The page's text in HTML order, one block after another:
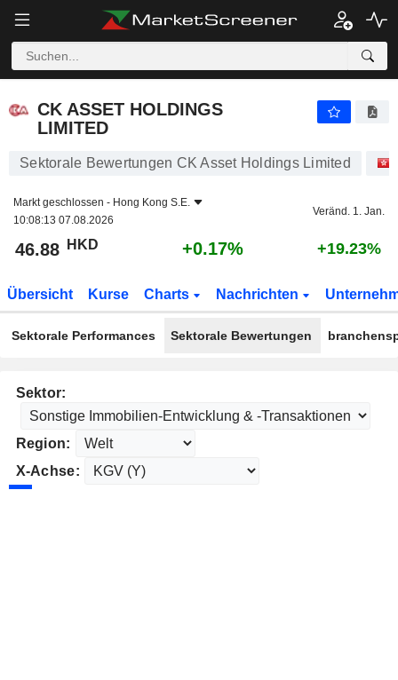
CK ASSET HOLDINGS
LIMITED
Sektorale Bewertungen CK Asset Holdings Limited
Markt geschlossen - Hong Kong S.E.
10:08:13 07.08.2026
Veränd. 1. Jan.
46.88 HKD +0.17% +19.23%
Übersicht Kurse Charts Nachrichten
Sektorale Performances Sektorale Bewertungen
Sektor:
Region:
X-Achse: